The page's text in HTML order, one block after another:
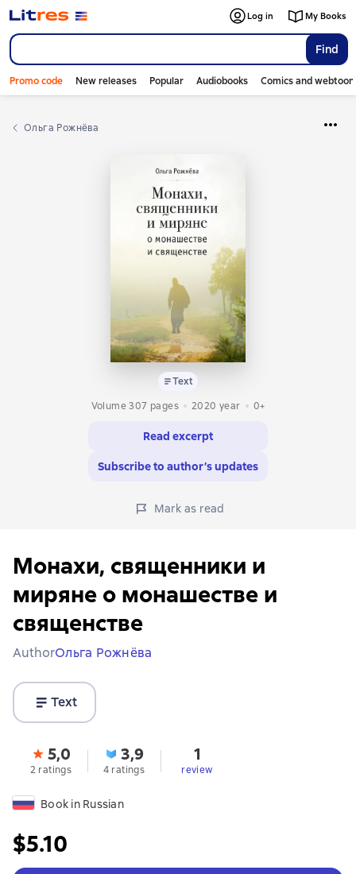
Find
Log in My Books
Promo code New releases Popular Audiobooks Comics and
Ольга Рожнёва
Text
Volume 307 pages
2020 year 0+
Read excerpt
Subscribe to author’s updates
Mark as read
Монахи, священники и
миряне о монашестве и
священстве
AuthorОльга Рожнёва
Text
5,0
2 ratings
3,9
4 ratings
1
review
Book in Russian
$5.10